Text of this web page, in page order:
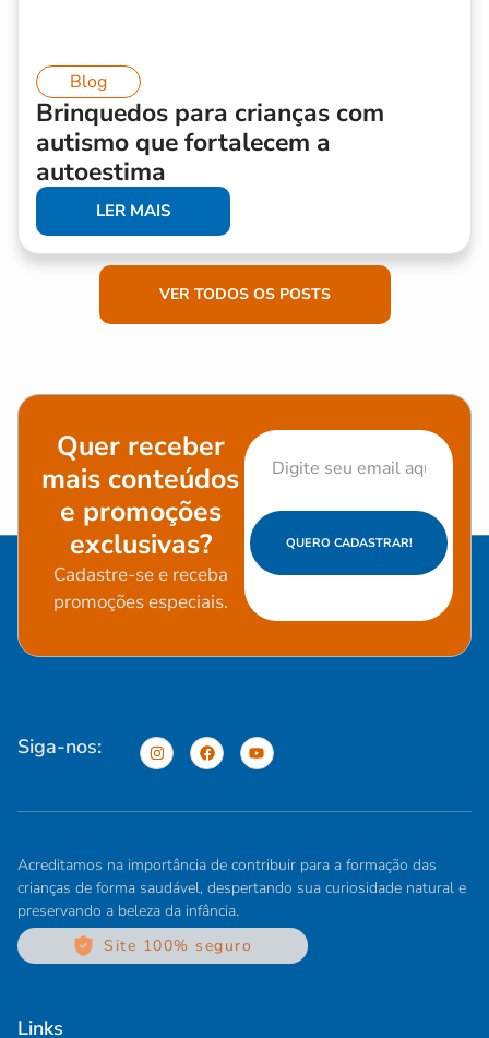
Blog
Brinquedos para crianças com
autismo que fortalecem a
autoestima
LER MAIS
VER TODOS OS POSTS
Quer receber
mais conteúdos
e promoções
exclusivas?
Cadastre-se e receba
promoções especiais.
QUERO CADASTRAR!
Siga-nos:
Acreditamos na importância de contribuir para a formação das
crianças de forma saudável, despertando sua curiosidade natural e
preservando a beleza da infância.
Site 100% seguro
Links